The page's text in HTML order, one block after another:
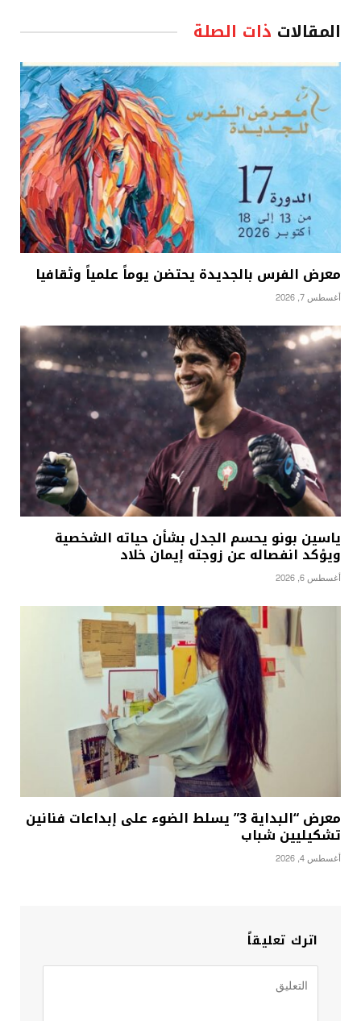
المقالات ذات الصلة
معرض الفرس بالجديدة يحتضن يوماً علمياً وثقافيا
أغسطس 7, 2026
ياسين بونو يحسم الجدل بشأن حياته الشخصية
ويؤكد انفصاله عن زوجته إيمان خلاد
أغسطس 6, 2026
معرض “البداية 3” يسلط الضوء على إبداعات فنانين
تشكيليين شباب
أغسطس 4, 2026
اترك تعليقاً